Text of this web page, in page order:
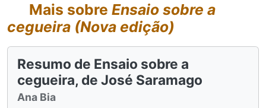
Mais sobre Ensaio sobre a
cegueira (Nova edição)
Resumo de Ensaio sobre a
cegueira, de José Saramago
Ana Bia